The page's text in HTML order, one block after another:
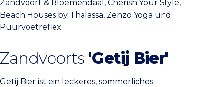
Zandvoort & Bloemendaal, Cherish Your Style,
Beach Houses by Thalassa, Zenzo Yoga und
Puurvoetreflex.
Zandvoorts 'Getij Bier'
Getij Bier ist ein leckeres, sommerliches